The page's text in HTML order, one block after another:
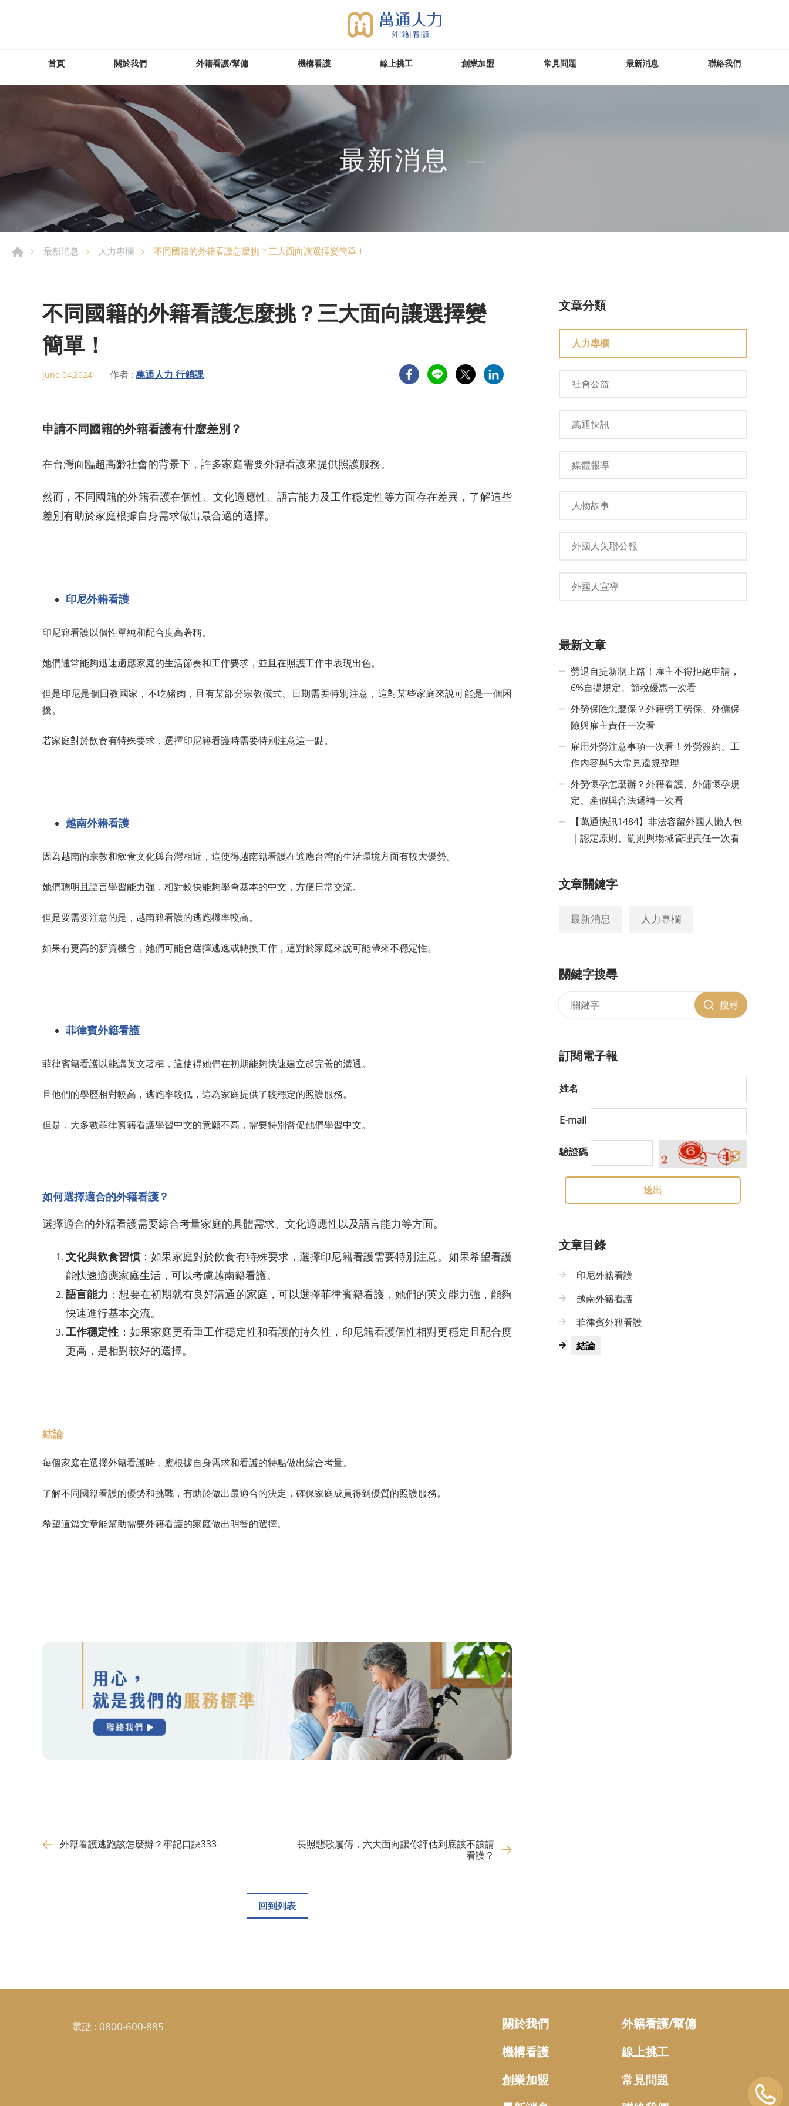
首頁 關於我們 外籍看護/幫傭 機構看護 線上挑工 創業加盟 常見問題 最新消息 聯絡我們
最新消息
最新消息 人力專欄 不同國籍的外籍看護怎麼挑？三大面向讓選擇變簡單！
不同國籍的外籍看護怎麼挑？三大面向讓選擇變
簡單！
June 04,2024 作者 : 萬通人力 行銷課
申請不同國籍的外籍看護有什麼差別？
在台灣面臨超高齡社會的背景下，許多家庭需要外籍看護來提供照護服務。
然而，不同國籍的外籍看護在個性、文化適應性、語言能力及工作穩定性等方面存在差異，了解這些
差別有助於家庭根據自身需求做出最合適的選擇。
印尼外籍看護
印尼籍看護以個性單純和配合度高著稱。
她們通常能夠迅速適應家庭的生活節奏和工作要求，並且在照護工作中表現出色。
但是印尼是個回教國家，不吃豬肉，且有某部分宗教儀式、日期需要特別注意，這對某些家庭來說可能是一個困
擾。
若家庭對於飲食有特殊要求，選擇印尼籍看護時需要特別注意這一點。
越南外籍看護
因為越南的宗教和飲食文化與台灣相近，這使得越南籍看護在適應台灣的生活環境方面有較大優勢。
她們聰明且語言學習能力強，相對較快能夠學會基本的中文，方便日常交流。
但是要需要注意的是，越南籍看護的逃跑機率較高。
如果有更高的薪資機會，她們可能會選擇逃逸或轉換工作，這對於家庭來說可能帶來不穩定性。
菲律賓外籍看護
菲律賓籍看護以能講英文著稱，這使得她們在初期能夠快速建立起完善的溝通。
且他們的學歷相對較高，逃跑率較低，這為家庭提供了較穩定的照護服務。
但是，大多數菲律賓籍看護學習中文的意願不高，需要特別督促他們學習中文。
如何選擇適合的外籍看護？
選擇適合的外籍看護需要綜合考量家庭的具體需求、文化適應性以及語言能力等方面。
文化與飲食習慣：如果家庭對於飲食有特殊要求，選擇印尼籍看護需要特別注意。如果希望看護
能快速適應家庭生活，可以考慮越南籍看護。
語言能力 ：想要在初期就有良好溝通的家庭，可以選擇菲律賓籍看護，她們的英文能力強，能夠
快速進行基本交流。
工作穩定性 ：如果家庭更看重工作穩定性和看護的持久性，印尼籍看護個性相對更穩定且配合度
更高，是相對較好的選擇。
結論
每個家庭在選擇外籍看護時，應根據自身需求和看護的特點做出綜合考量。
了解不同國籍看護的優勢和挑戰，有助於做出最適合的決定，確保家庭成員得到優質的照護服務。
希望這篇文章能幫助需要外籍看護的家庭做出明智的選擇。
外籍看護逃跑該怎麼辦？牢記口訣333
長照悲歌屢傳，六大面向讓你評估到底該不該請
看護？
回到列表
文章分類
人力專欄
社會公益
萬通快訊
媒體報導
人物故事
外國人失聯公報
外國人宣導
最新文章
勞退自提新制上路！雇主不得拒絕申請，
6%自提規定、節稅優惠一次看
外勞保險怎麼保？外籍勞工勞保、外傭保
險與雇主責任一次看
雇用外勞注意事項一次看！外勞簽約、工
作內容與5大常見違規整理
外勞懷孕怎麼辦？外籍看護、外傭懷孕規
定、產假與合法遞補一次看
【萬通快訊1484】非法容留外國人懶人包
｜認定原則、罰則與場域管理責任一次看
文章關鍵字
最新消息 人力專欄
關鍵字搜尋
搜尋
訂閱電子報
姓名
E-mail
驗證碼
送出
文章目錄
印尼外籍看護
越南外籍看護
菲律賓外籍看護
結論
關於我們
外籍看護/幫傭
機構看護
線上挑工
創業加盟
常見問題
電話 : 0800-600-885